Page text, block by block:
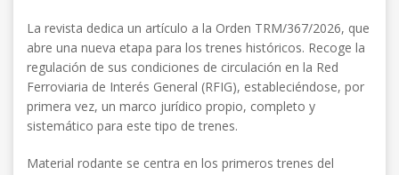
La revista dedica un artículo a la Orden TRM/367/2026, que
abre una nueva etapa para los trenes históricos. Recoge la
regulación de sus condiciones de circulación en la Red
Ferroviaria de Interés General (RFIG), estableciéndose, por
primera vez, un marco jurídico propio, completo y
sistemático para este tipo de trenes.
Material rodante se centra en los primeros trenes del